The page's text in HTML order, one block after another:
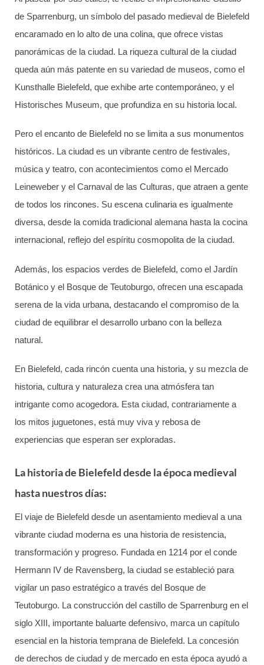
de Sparrenburg, un símbolo del pasado medieval de Bielefeld
encaramado en lo alto de una colina, que ofrece vistas
panorámicas de la ciudad. La riqueza cultural de la ciudad
queda aún más patente en su variedad de museos, como el
Kunsthalle Bielefeld, que exhibe arte contemporáneo, y el
Historisches Museum, que profundiza en su historia local.
Pero el encanto de Bielefeld no se limita a sus monumentos
históricos. La ciudad es un vibrante centro de festivales,
música y teatro, con acontecimientos como el Mercado
Leineweber y el Carnaval de las Culturas, que atraen a gente
de todos los rincones. Su escena culinaria es igualmente
diversa, desde la comida tradicional alemana hasta la cocina
internacional, reflejo del espíritu cosmopolita de la ciudad.
Además, los espacios verdes de Bielefeld, como el Jardín
Botánico y el Bosque de Teutoburgo, ofrecen una escapada
serena de la vida urbana, destacando el compromiso de la
ciudad de equilibrar el desarrollo urbano con la belleza
natural.
En Bielefeld, cada rincón cuenta una historia, y su mezcla de
historia, cultura y naturaleza crea una atmósfera tan
intrigante como acogedora. Esta ciudad, contrariamente a
los mitos juguetones, está muy viva y rebosa de
experiencias que esperan ser exploradas.
La historia de Bielefeld desde la época medieval
hasta nuestros días:
El viaje de Bielefeld desde un asentamiento medieval a una
vibrante ciudad moderna es una historia de resistencia,
transformación y progreso. Fundada en 1214 por el conde
Hermann IV de Ravensberg, la ciudad se estableció para
vigilar un paso estratégico a través del Bosque de
Teutoburgo. La construcción del castillo de Sparrenburg en el
siglo XIII, importante baluarte defensivo, marca un capítulo
esencial en la historia temprana de Bielefeld. La concesión
de derechos de ciudad y de mercado en esta época ayudó a